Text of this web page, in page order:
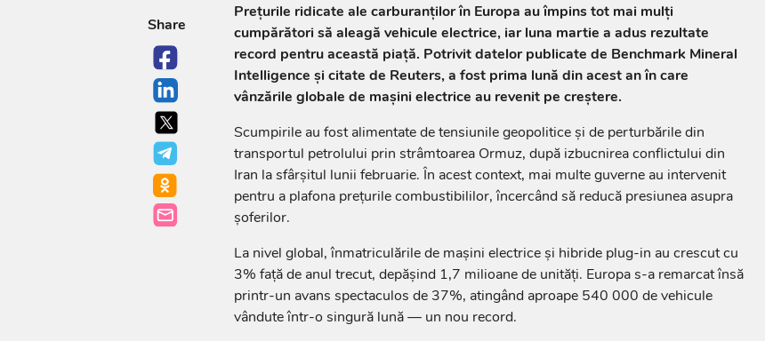
Share
Prețurile ridicate ale carburanților în Europa au împins tot mai mulți
cumpărători să aleagă vehicule electrice, iar luna martie a adus rezultate
record pentru această piață. Potrivit datelor publicate de Benchmark Mineral
Intelligence și citate de Reuters, a fost prima lună din acest an în care
vânzările globale de mașini electrice au revenit pe creștere.
Scumpirile au fost alimentate de tensiunile geopolitice și de perturbările din
transportul petrolului prin strâmtoarea Ormuz, după izbucnirea conflictului din
Iran la sfârșitul lunii februarie. În acest context, mai multe guverne au intervenit
pentru a plafona prețurile combustibililor, încercând să reducă presiunea asupra
șoferilor.
La nivel global, înmatriculările de mașini electrice și hibride plug-in au crescut cu
3% față de anul trecut, depășind 1,7 milioane de unități. Europa s-a remarcat însă
printr-un avans spectaculos de 37%, atingând aproape 540 000 de vehicule
vândute într-o singură lună — un nou record.